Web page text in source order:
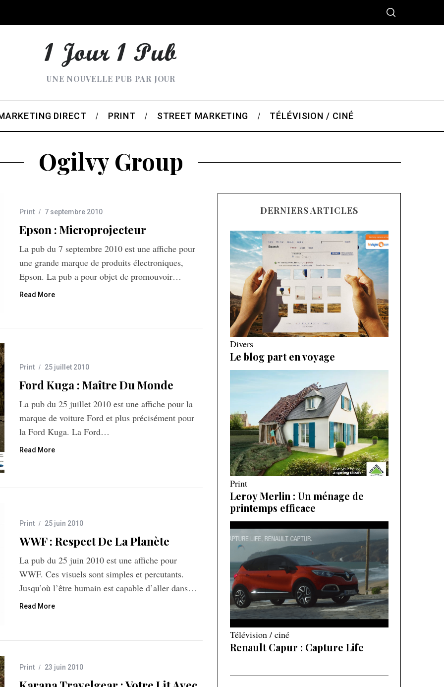
UNE NOUVELLE PUB PAR JOUR
DIRECT PRINT STREET MARKETING TÉLÉVISION / CINÉ
Ogilvy Group
Print 7 septembre 2010
Epson : Microprojecteur
La pub du 7 septembre 2010 est une affiche pour
une grande marque de produits électroniques,
Epson. La pub a pour objet de promouvoir…
Read More
Print 25 juillet 2010
Ford Kuga : Maître Du Monde
La pub du 25 juillet 2010 est une affiche pour la
marque de voiture Ford et plus précisément pour
la Ford Kuga. La Ford…
Read More
Print 25 juin 2010
WWF : Respect De La Planète
La pub du 25 juin 2010 est une affiche pour
WWF. Ces visuels sont simples et percutants.
Jusqu’où l’être humain est capable d’aller dans…
Read More
Print 23 juin 2010
DERNIERS ARTICLES
Divers
Le blog part en voyage
Print
Leroy Merlin : Un ménage de
printemps efficace
Télévision / ciné
Renault Capur : Capture Life